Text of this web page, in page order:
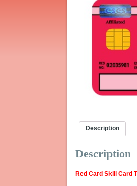
Description
Description
Red Card Skill Card